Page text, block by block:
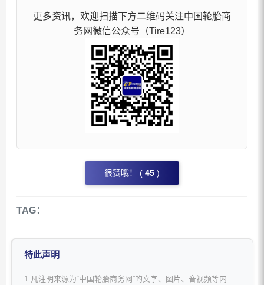
更多资讯，欢迎扫描下方二维码关注中国轮胎商
务网微信公众号（Tire123）
很赞哦！ ( 45 )
TAG：
特此声明
1.凡注明来源为“中国轮胎商务网”的文字、图片、音视频等内